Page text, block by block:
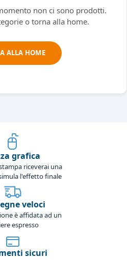
non ci sono prodotti.
o torna alla home.
ALLA HOME
grafica
riceverai una
l'effetto finale
veloci
è affidata ad un
espresso
sicuri